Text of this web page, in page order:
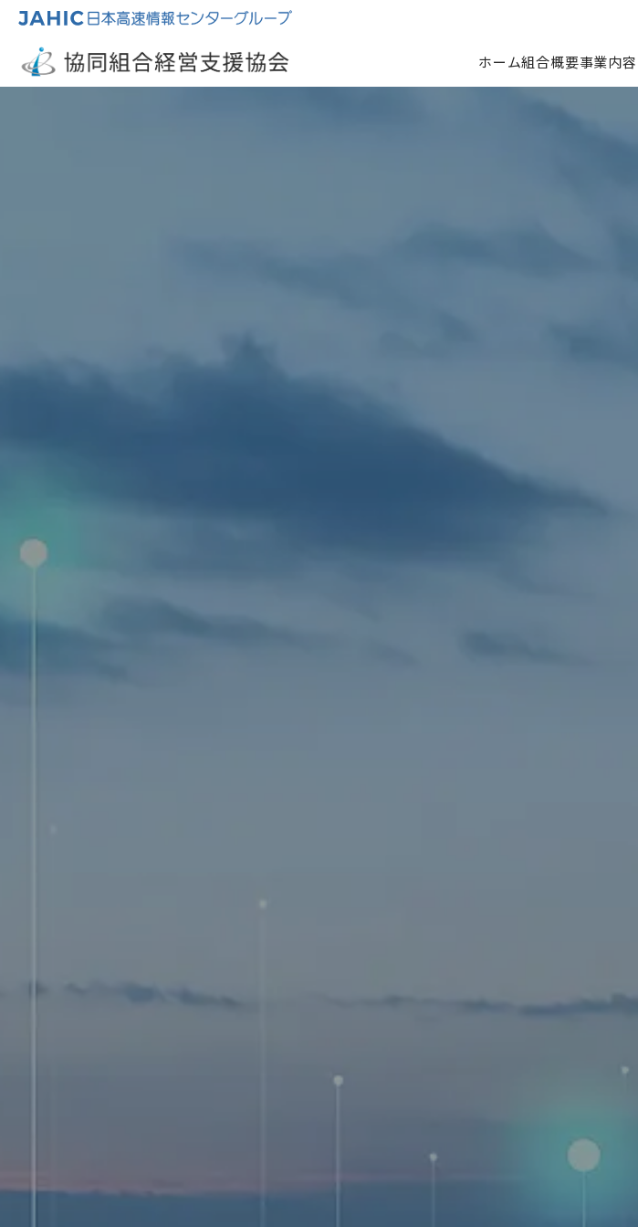
ホーム組合概要事業内容